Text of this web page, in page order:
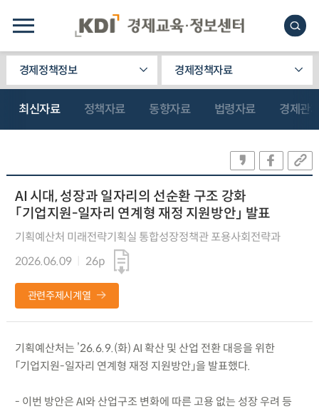
경제정책정보 경제정책자료
최신자료 정책자료 동향자료 법령자료 경제관
AI 시대, 성장과 일자리의 선순환 구조 강화
「기업지원-일자리 연계형 재정 지원방안」 발표
기획예산처 미래전략기획실 통합성장정책관 포용사회전략과
2026.06.09
26p
관련주제시계열
기획예산처는 ’26.6.9.(화) AI 확산 및 산업 전환 대응을 위한
「기업지원-일자리 연계형 재정 지원방안」을 발표했다.
- 이번 방안은 AI와 산업구조 변화에 따른 고용 없는 성장 우려 등